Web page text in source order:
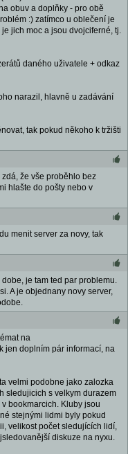
obuv a doplňky - pro obě
:) zatímco u oblečení je
jich moc a jsou dvojciferné, tj.
daného uživatele + odkaz
narazil, hlavně u zadávání
tak pokud někoho k tržišti
že vše proběhlo bez
hlašte do pošty nebo v
menit server za novy, tak
je tam ted par problemu.
A je objednany novy server,
na
jen doplním pár informací, na
velmi podobne jako zalozka
sledujicich s velkym durazem
bookmarcich. Kluby jsou
stejnými lidmi byly pokud
velikost počet sledujících lidí,
diskuze na nyxu.